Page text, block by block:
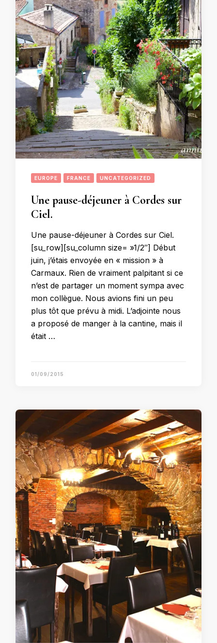
EUROPE FRANCE UNCATEGORIZED
Une pause-déjeuner à Cordes sur
Ciel.
Une pause-déjeuner à Cordes sur Ciel.
[su_row][su_column size= »1/2″] Début
juin, j’étais envoyée en « mission » à
Carmaux. Rien de vraiment palpitant si ce
n’est de partager un moment sympa avec
mon collègue. Nous avions fini un peu
plus tôt que prévu à midi. L’adjointe nous
a proposé de manger à la cantine, mais il
était …
01/09/2015